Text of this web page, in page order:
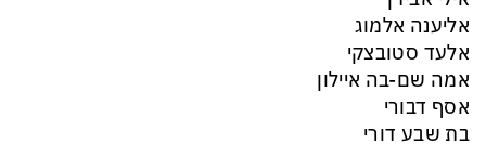
אליענה אלמוג
אלעד סטובצקי
אמה שם-בה איילון
אסף דבורי
בת שבע דורי